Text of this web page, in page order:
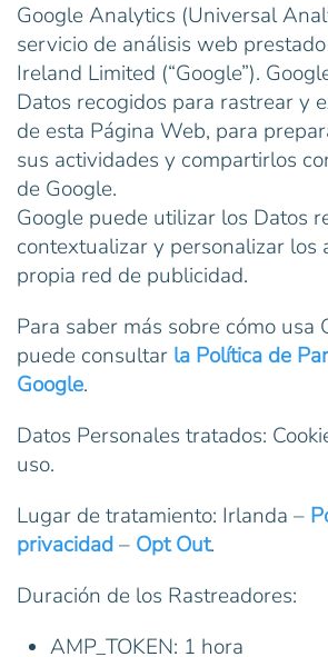
Google Analytics (Universal
servicio de análisis web
Ireland Limited (“Google”).
Datos recogidos para rastrear y
de esta Página Web, para
sus actividades y compartirlos
de Google.
Google puede utilizar los Datos
contextualizar y personalizar los
propia red de publicidad.
Para saber más sobre cómo usa
puede consultar la Política de
Google.
Datos Personales tratados:
uso.
Lugar de tratamiento: Irlanda –
privacidad– Opt Out.
Duración de los Rastreadores:
AMP_TOKEN: 1 hora